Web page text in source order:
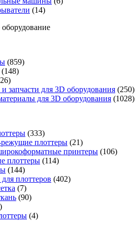
(14)
(859)
(148)
запчасти для 3D оборудования (250)
для 3D оборудования (1028)
(333)
плоттеры (21)
принтеры (106)
плоттеры (114)
(144)
плоттеров (402)
(7)
(90)
(4)